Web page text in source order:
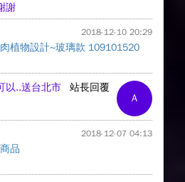
謝
2018-12-10 20:29
植物設計~玻璃款 109101520
A
站長回覆
以..送台北市
2018-12-07 04:13
品